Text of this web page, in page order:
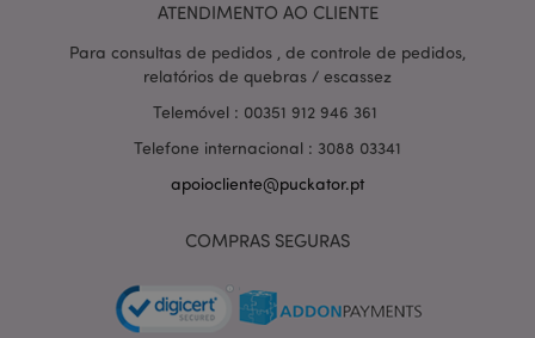
ATENDIMENTO AO CLIENTE
Para consultas de pedidos , de controle de pedidos,
relatórios de quebras / escassez
Telemóvel : 00351 912 946 361
Telefone internacional : 3088 03341
apoiocliente@puckator.pt
COMPRAS SEGURAS
PHPSESSID
PHP.net